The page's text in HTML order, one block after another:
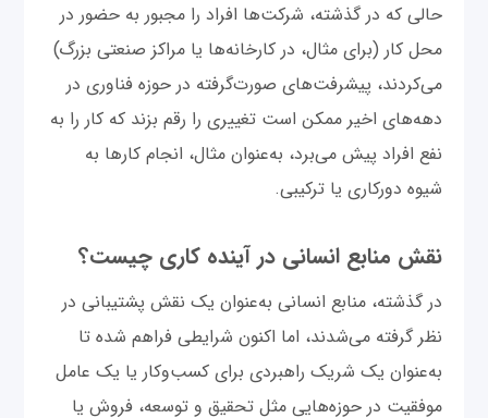
حالی که در گذشته، شرکت‌ها افراد را مجبور به حضور در
محل کار (برای مثال، در کارخانه‌ها یا مراکز صنعتی بزرگ)
می‌کردند، پیشرفت‌های صورت‌گرفته در حوزه فناوری در
دهه‌های اخیر ممکن است تغییری را رقم بزند که کار را به
نفع افراد پیش می‌برد، به‌عنوان مثال، انجام کارها به
شیوه دورکاری یا ترکیبی.
نقش منابع انسانی در آینده کاری چیست؟
در گذشته، منابع انسانی به‌عنوان یک نقش پشتیبانی در
نظر گرفته می‌شدند، اما اکنون شرایطی فراهم شده تا
به‌عنوان یک شریک راهبردی برای کسب‌وکار یا یک عامل
موفقیت در حوزه‌هایی مثل تحقیق و توسعه، فروش یا